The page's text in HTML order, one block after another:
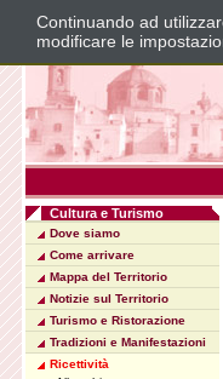
Cultura e Turismo
Dove siamo
Come arrivare
Mappa del Territorio
Notizie sul Territorio
Turismo e Ristorazione
Tradizioni e Manifestazioni
Ricettività
Continuando ad
modificare le